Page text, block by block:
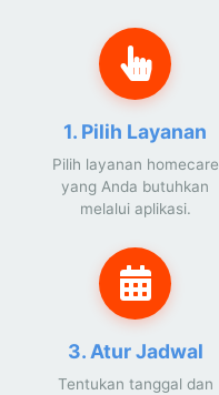
1. Pilih Layanan
Pilih layanan homecare
yang Anda butuhkan
melalui aplikasi.
3. Atur Jadwal
Tentukan tanggal dan